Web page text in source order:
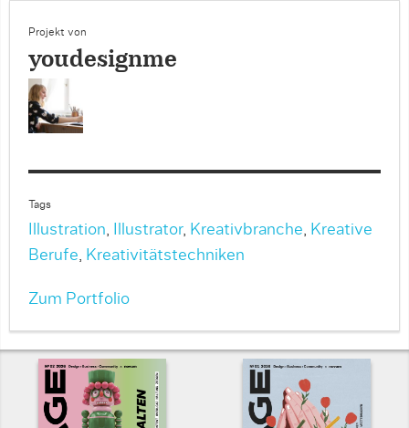
Projekt von
youdesignme
Tags
Illustration, Illustrator, Kreativbranche, Kreative
Berufe, Kreativitätstechniken
Zum Portfolio